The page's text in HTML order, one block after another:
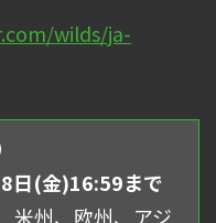
wilds/ja-
日(金)16:59まで
米州、欧州、アジ